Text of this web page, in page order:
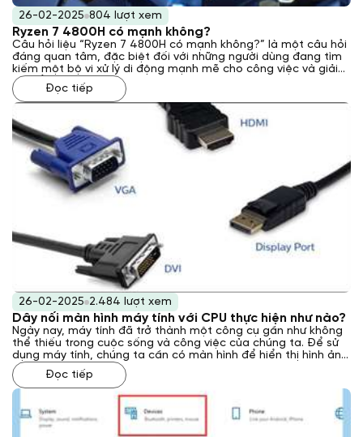
26-02-2025 804 lượt xem
Ryzen 7 4800H có mạnh không?
Câu hỏi liệu “Ryzen 7 4800H có mạnh không?” là một câu hỏi
đáng quan tâm, đặc biệt đối với những người dùng đang tìm
kiếm một bộ vi xử lý di động mạnh mẽ cho công việc và giải
trí. Để trả lời câu hỏi này, chúng ta cần xem xét nhiều yếu tố,
bao gồm những phân tích về thông số kỹ thuật. Qua bài viết
này, Laptop Khánh Trần sẽ đi sâu vào phân tích sức mạnh của
Ryzen 7 4800H, giúp bạn có cái nhìn tổng quan và đưa ra
quyết định phù hợp.
Đọc tiếp
26-02-2025 2.484 lượt xem
Dây nối màn hình máy tính với CPU thực hiện như nào?
Ngày nay, máy tính đã trở thành một công cụ gần như không
thể thiếu trong cuộc sống và công việc của chúng ta. Để sử
dụng máy tính, chúng ta cần có màn hình để hiển thị hình ảnh
và thông tin. Vậy dây nối màn hình máy tính với CPU được
thực hiện như nào? Laptop Khánh Trần sẽ giải đáp cho bạn
qua bài viết này.
Đọc tiếp